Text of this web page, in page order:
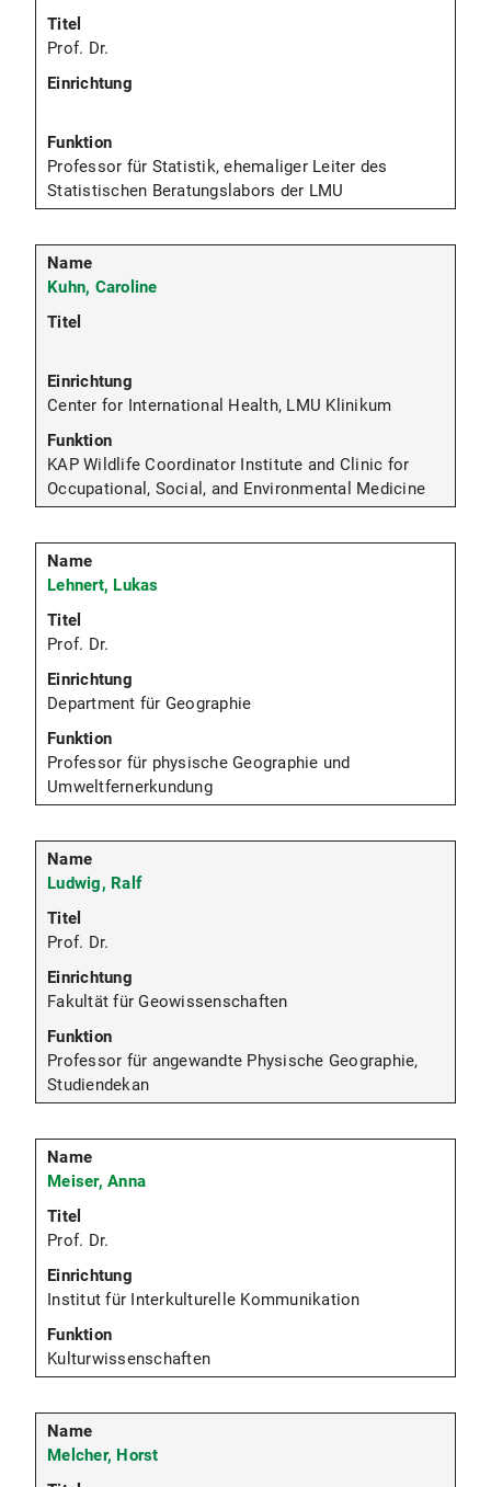
Prof. Dr.
Professor für Statistik, ehemaliger Leiter des
Statistischen Beratungslabors der LMU
Kuhn, Caroline
Center for International Health, LMU Klinikum
KAP Wildlife Coordinator Institute and Clinic for
Occupational, Social, and Environmental Medicine
Lehnert, Lukas
Prof. Dr.
Department für Geographie
Professor für physische Geographie und
Umweltfernerkundung
Ludwig, Ralf
Prof. Dr.
Fakultät für Geowissenschaften
Professor für angewandte Physische Geographie,
Studiendekan
Meiser, Anna
Prof. Dr.
Institut für Interkulturelle Kommunikation
Kulturwissenschaften
Melcher, Horst